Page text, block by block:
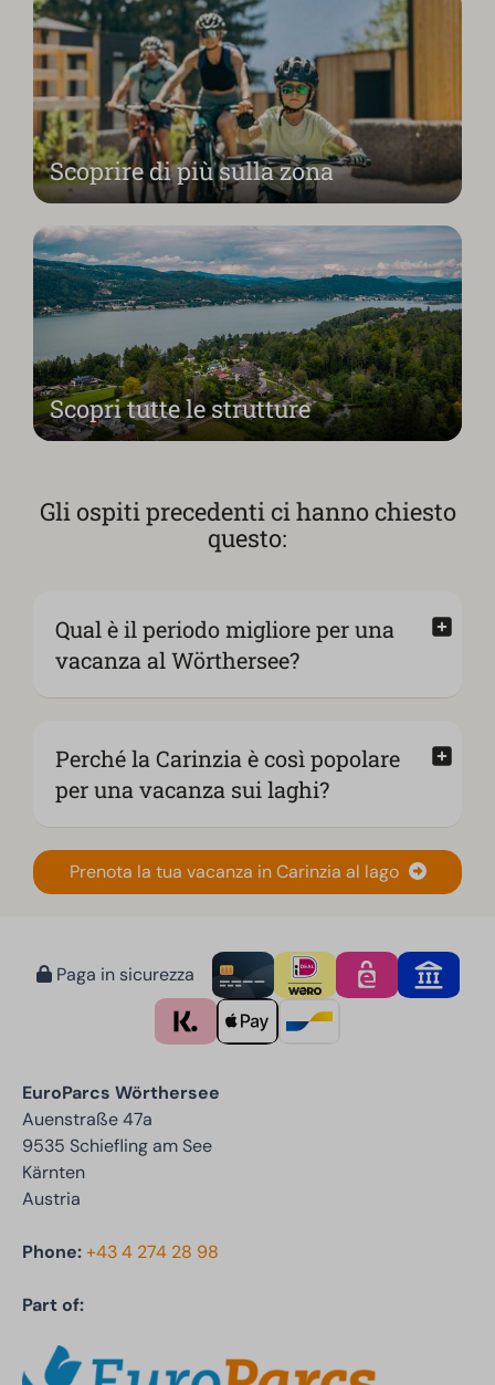
Scoprire di più sulla zona
Scopri tutte le strutture
Gli ospiti precedenti ci hanno chiesto
questo:
Qual è il periodo migliore per una
vacanza al Wörthersee?
Perché la Carinzia è così popolare
per una vacanza sui laghi?
Prenota la tua vacanza in Carinzia al lago
Paga in sicurezza
EuroParcs Wörthersee
Auenstraße 47a
9535 Schiefling am See
Kärnten
Austria
Phone:+43 4 274 28 98
Part of: